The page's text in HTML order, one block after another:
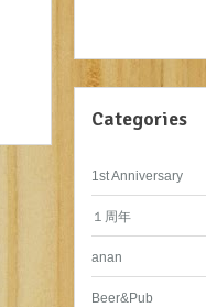
Categories
1st Anniversary
１周年
anan
Beer&Pub